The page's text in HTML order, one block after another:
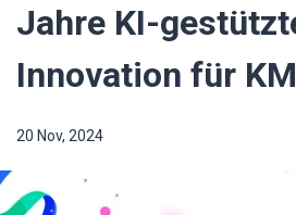
Partner
Blog
Deutsch
Jahre KI-
Innovation für
20 Nov, 2024